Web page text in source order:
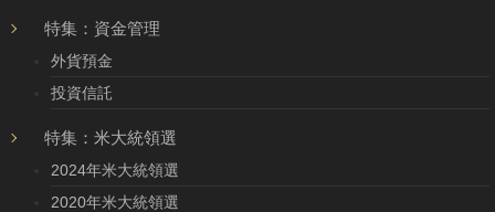
特集：資金管理
外貨預金
投資信託
特集：米大統領選
2024年米大統領選
2020年米大統領選